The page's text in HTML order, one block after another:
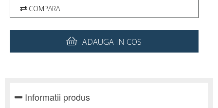
COMPARA
ADAUGA IN COS
Informatii produs